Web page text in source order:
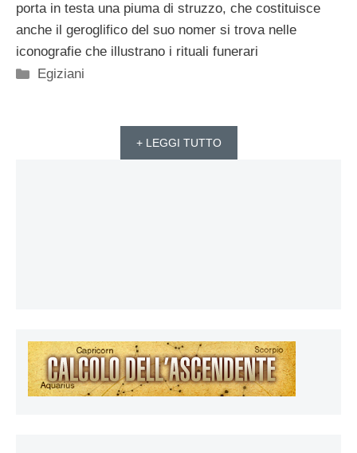
porta in testa una piuma di struzzo, che costituisce
anche il geroglifico del suo nomer si trova nelle
iconografie che illustrano i rituali funerari
Categorie
Egiziani
+ LEGGI TUTTO